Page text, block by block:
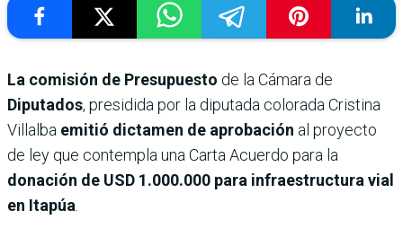
La comisión de Presupuesto de la Cámara de
Diputados, presidida por la diputada colorada Cristina
Villalba emitió dictamen de aprobación al proyecto
de ley que contempla una Carta Acuerdo para la
donación de USD 1.000.000 para infraestructura vial
en Itapúa.